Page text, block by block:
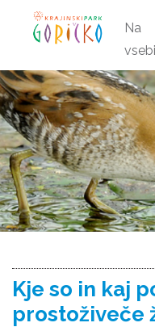
Na
Kje so in kaj
prostoživeče